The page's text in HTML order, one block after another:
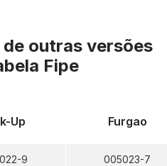
outras versões
Fipe
Up
9
Furgao
005023-7